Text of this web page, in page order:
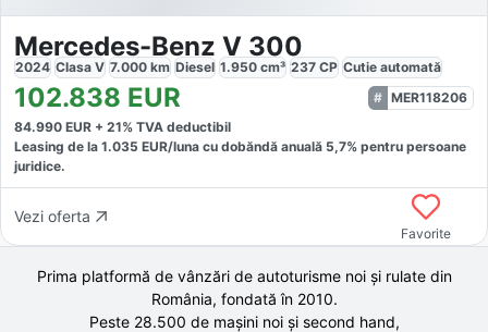
Mercedes-Benz V 300
2024 Clasa V 7.000 km Diesel 1.950 cm³ 237 CP Cutie automată
102.838 EUR
MER118206
84.990 EUR + 21% TVA deductibil
Leasing de la 1.035 EUR/luna cu dobăndă anuală 5,7% pentru persoane
juridice.
Vezi oferta
Favorite
Prima platformă de vânzări de autoturisme noi și rulate din
România, fondată în 2010.
Peste 28.500 demașini noi și second hand,